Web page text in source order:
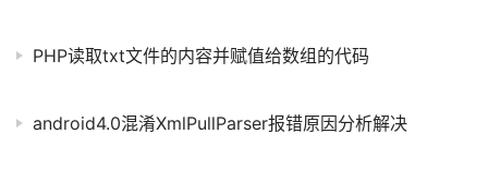
PHP读取txt文件的内容并赋值给数组的代码
android4.0混淆XmlPullParser报错原因分析解决